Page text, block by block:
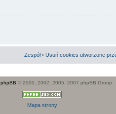
Zespół• Usuń cookies utworzone
phpBB © 2000, 2002, 2005, 2007 phpBB Group
Mapa strony